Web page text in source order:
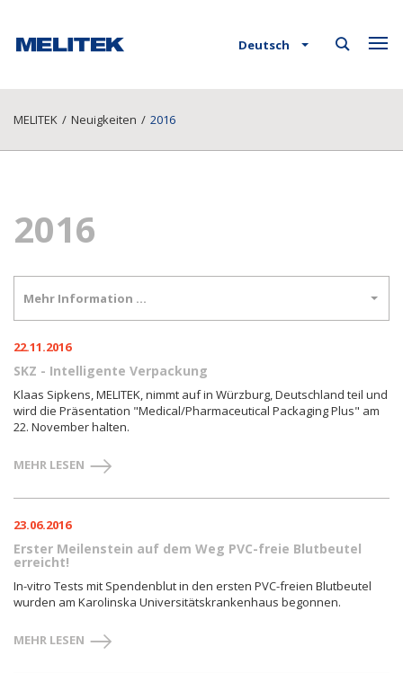
Deutsch
MELITEK / Neuigkeiten / 2016
2016
Mehr Information …
22.11.2016
SKZ - Intelligente Verpackung
Klaas Sipkens, MELITEK, nimmt auf in Würzburg, Deutschland teil und
wird die Präsentation "Medical/Pharmaceutical Packaging Plus" am
22. November halten.
MEHR LESEN
23.06.2016
Erster Meilenstein auf dem Weg PVC-freie Blutbeutel
erreicht!
In-vitro Tests mit Spendenblut in den ersten PVC-freien Blutbeutel
wurden am Karolinska Universitätskrankenhaus begonnen.
MEHR LESEN